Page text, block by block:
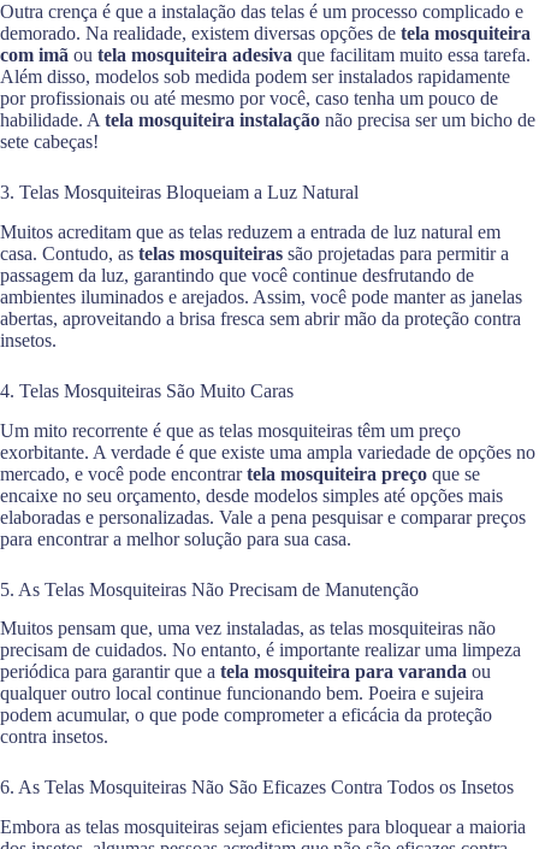
Outra crença é que a instalação das telas é um processo complicado e
demorado. Na realidade, existem diversas opções de tela mosquiteira
com imã ou tela mosquiteira adesiva que facilitam muito essa tarefa.
Além disso, modelos sob medida podem ser instalados rapidamente
por profissionais ou até mesmo por você, caso tenha um pouco de
habilidade. A tela mosquiteira instalação não precisa ser um bicho de
sete cabeças!
3. Telas Mosquiteiras Bloqueiam a Luz Natural
Muitos acreditam que as telas reduzem a entrada de luz natural em
casa. Contudo, as telas mosquiteiras são projetadas para permitir a
passagem da luz, garantindo que você continue desfrutando de
ambientes iluminados e arejados. Assim, você pode manter as janelas
abertas, aproveitando a brisa fresca sem abrir mão da proteção contra
insetos.
4. Telas Mosquiteiras São Muito Caras
Um mito recorrente é que as telas mosquiteiras têm um preço
exorbitante. A verdade é que existe uma ampla variedade de opções no
mercado, e você pode encontrartela mosquiteira preço que se
encaixe no seu orçamento, desde modelos simples até opções mais
elaboradas e personalizadas. Vale a pena pesquisar e comparar preços
para encontrar a melhor solução para sua casa.
5. As Telas Mosquiteiras Não Precisam de Manutenção
Muitos pensam que, uma vez instaladas, as telas mosquiteiras não
precisam de cuidados. No entanto, é importante realizar uma limpeza
periódica para garantir que a tela mosquiteira para varanda ou
qualquer outro local continue funcionando bem. Poeira e sujeira
podem acumular, o que pode comprometer a eficácia da proteção
contra insetos.
6. As Telas Mosquiteiras Não São Eficazes Contra Todos os Insetos
Embora as telas mosquiteiras sejam eficientes para bloquear a maioria